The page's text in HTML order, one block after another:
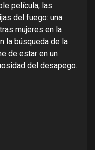
película, las
del fuego: una
mujeres en la
la búsqueda de la
de estar en un
del desapego.